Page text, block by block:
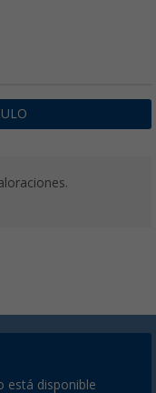
está disponible